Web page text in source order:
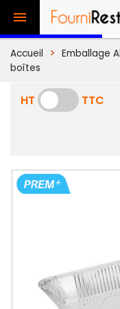

Accueil Emballage
boîtes
HT
TTC